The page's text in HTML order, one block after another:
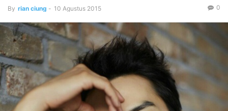
By rian ciung - 10 Agustus 2015 0